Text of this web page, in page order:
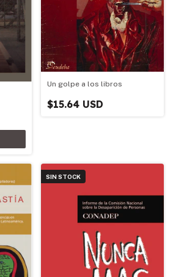
Un golpe a los libros
$15.64 USD
SIN STOCK